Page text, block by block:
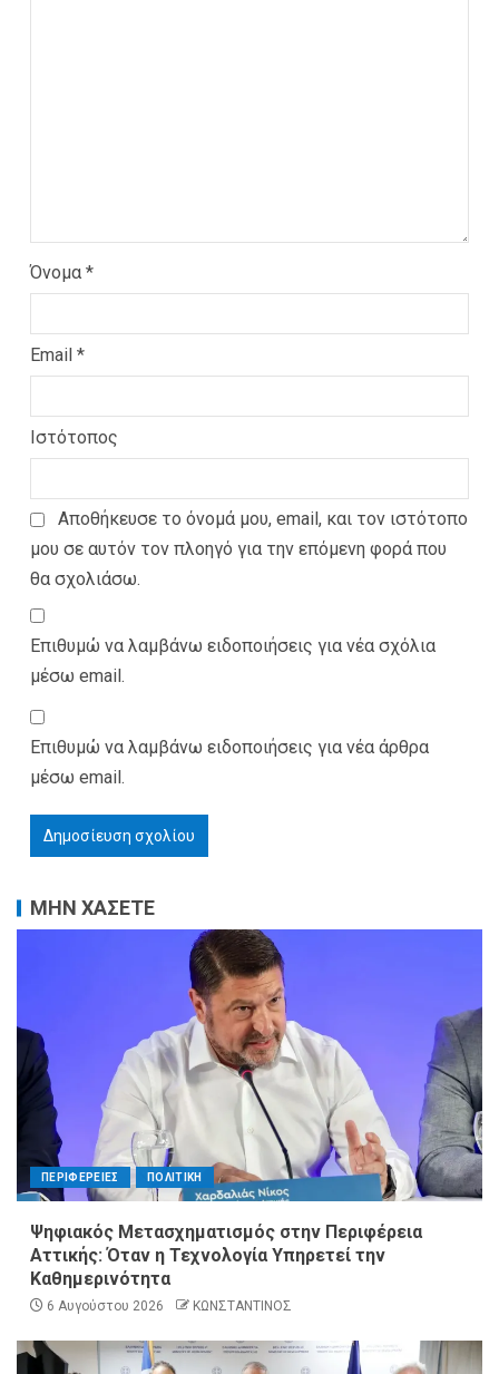
Όνομα *
Email *
Ιστότοπος
Αποθήκευσε το όνομά μου, email, και τον ιστότοπο
μου σε αυτόν τον πλοηγό για την επόμενη φορά που
θα σχολιάσω.
Επιθυμώ να λαμβάνω ειδοποιήσεις για νέα σχόλια
μέσω email.
Επιθυμώ να λαμβάνω ειδοποιήσεις για νέα άρθρα
μέσω email.
ΜΗΝ ΧΑΣΕΤΕ
ΠΕΡΙΦΕΡΕΙΕΣ ΠΟΛΙΤΙΚΗ
Ψηφιακός Μετασχηματισμός στην Περιφέρεια
Αττικής: Όταν η Τεχνολογία Υπηρετεί την
Καθημερινότητα
6 Αυγούστου 2026 ΚΩΝΣΤΑΝΤΙΝΟΣ